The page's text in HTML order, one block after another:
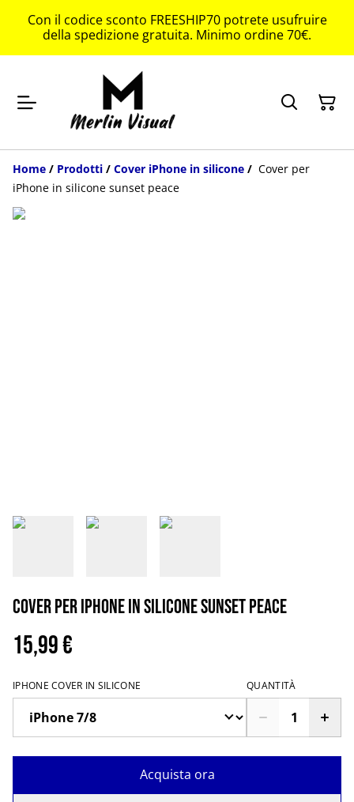
Con il codice sconto FREESHIP70 potrete usufruire
della spedizione gratuita. Minimo ordine 70€.
Home / Prodotti / Cover iPhone in silicone / Cover per
iPhone in silicone sunset peace
Cover per iPhone in silicone sunset peace
15,99 €
IPHONE COVER IN SILICONE QUANTITÀ
Acquista ora